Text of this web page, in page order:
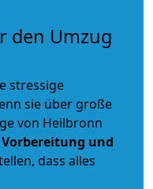
den Umzug
stressige
sie über große
von Heilbronn
Vorbereitung und
dass alles